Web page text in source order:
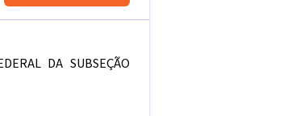
DA SUBSEÇÃO